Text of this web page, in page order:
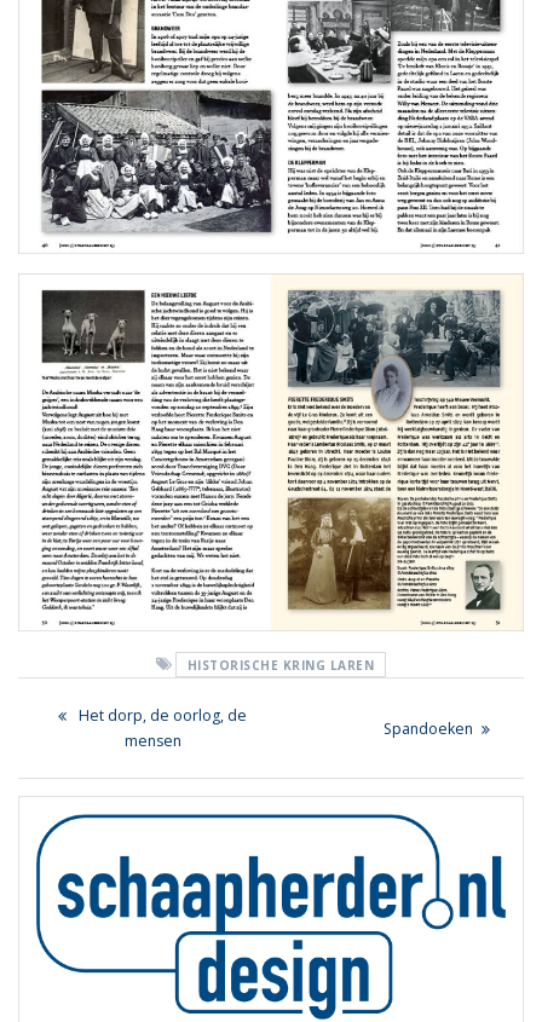
HISTORISCHE KRING LAREN
Bericht
navigatie
Previous
Het dorp, de oorlog, de
mensen
Next
Spandoeken